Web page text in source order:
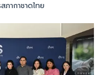
ากาชาดไทย